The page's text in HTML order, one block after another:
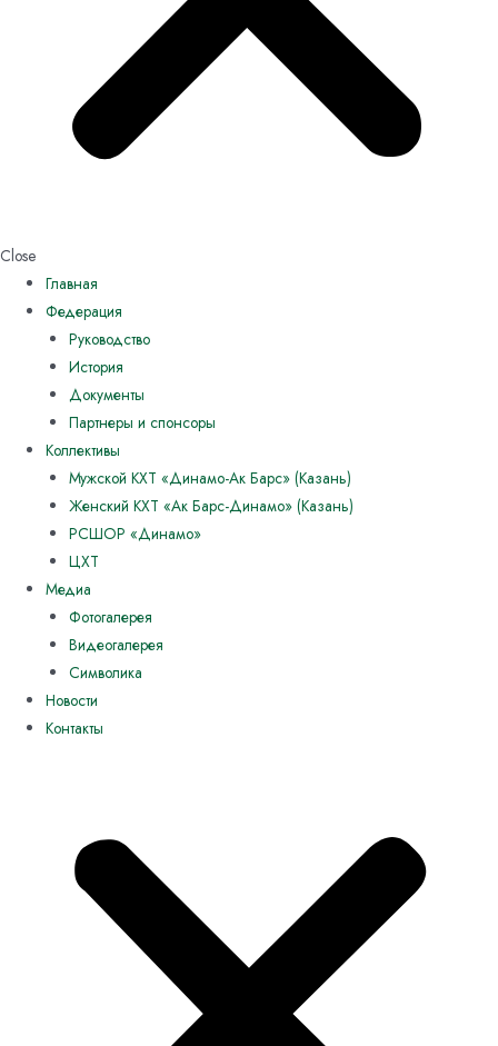
Close
Главная
Федерация
Руководство
История
Документы
Партнеры и спонсоры
Коллективы
Мужской КХТ «Динамо-Ак Барс» (Казань)
Женский КХТ «Ак Барс-Динамо» (Казань)
РСШОР «Динамо»
ЦХТ
Медиа
Фотогалерея
Видеогалерея
Символика
Новости
Контакты